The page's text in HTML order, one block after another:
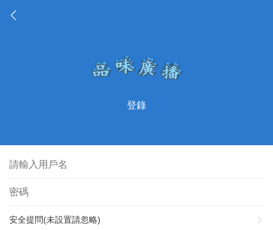
登錄
安全提問(未設置請忽略)